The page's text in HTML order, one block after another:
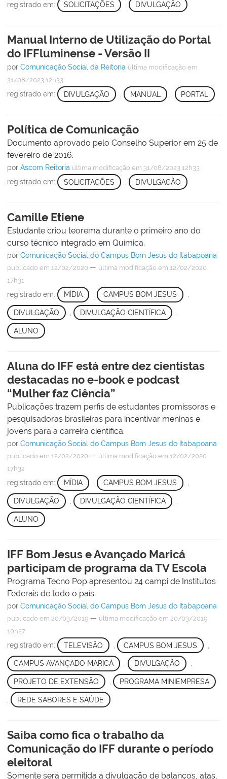
registrado em: SOLICITAÇÕES DIVULGAÇÃO
Manual Interno de Utilização do Portal
do IFFluminense - Versão II
por Comunicação Social da Reitoria última modificação em
31/08/2023 12h33
registrado em: DIVULGAÇÃO MANUAL PORTAL
Política de Comunicação
Documento aprovado pelo Conselho Superior em 25 de
fevereiro de 2016.
por Ascom Reitoria última modificação em 31/08/2023 12h33
registrado em: SOLICITAÇÕES DIVULGAÇÃO
Camille Etiene
Estudante criou teorema durante o primeiro ano do
curso técnico integrado em Química.
por Comunicação Social do Campus Bom Jesus do Itabapoana
publicado em 12/02/2020 — última modificação em 12/02/2020
17h31
registrado em: MÍDIA , CAMPUS BOM JESUS ,
DIVULGAÇÃO DIVULGAÇÃO CIENTÍFICA
ALUNO
Aluna do IFF está entre dez cientistas
destacadas no e-book e podcast
“Mulher faz Ciência”
Publicações trazem perfis de estudantes promissoras e
pesquisadoras brasileiras para incentivar meninas e
jovens para a carreira científica.
por Comunicação Social do Campus Bom Jesus do Itabapoana
publicado em 12/02/2020 — última modificação em 12/02/2020
17h32
registrado em: MÍDIA , CAMPUS BOM JESUS ,
DIVULGAÇÃO DIVULGAÇÃO CIENTÍFICA
ALUNO
IFF Bom Jesus e Avançado Maricá
participam de programa da TV Escola
Programa Tecno Pop apresentou 24 campi de Institutos
Federais de todo o país.
por Comunicação Social do Campus Bom Jesus do Itabapoana
publicado em 20/03/2019 — última modificação em 20/03/2019
10h27
registrado em: TELEVISÃO CAMPUS BOM JESUS
CAMPUS AVANÇADO MARICÁ , DIVULGAÇÃO ,
PROJETO DE EXTENSÃO PROGRAMA MINIEMPRESA
REDE SABORES E SAÚDE
Saiba como fica o trabalho da
Comunicação do IFF durante o período
eleitoral
Somente será permitida a divulgação de balanços, atas,